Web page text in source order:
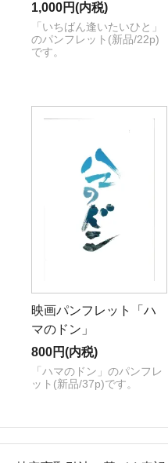
1,000円(内税)
「いちばん逢いたいひと」
のパンフレット(新品/22p)
です。
映画パンフレット「ハ
マのドン」
800円(内税)
「ハマのドン」のパンフレ
ット(新品/37p)です。